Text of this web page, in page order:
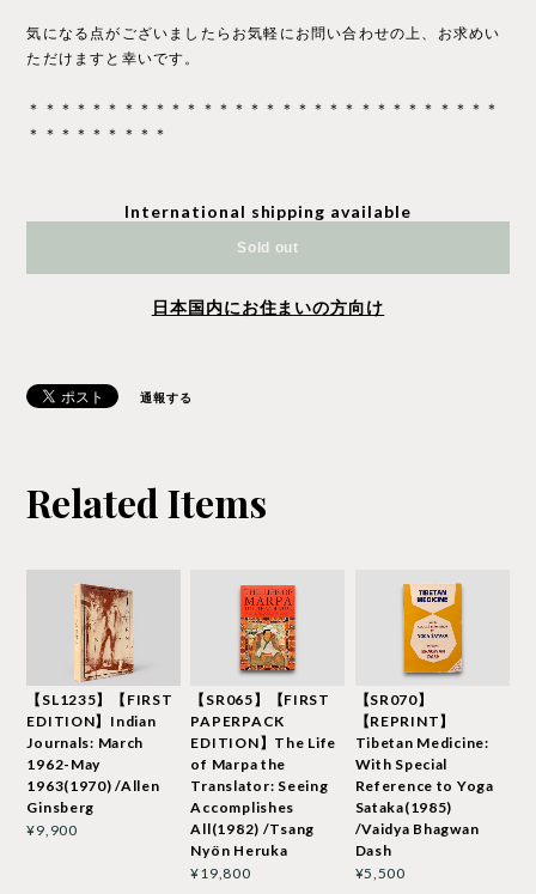
気になる点がございましたらお気軽にお問い合わせの上、お求めい
ただけますと幸いです。
＊＊＊＊＊＊＊＊＊＊＊＊＊＊＊＊＊＊＊＊＊＊＊＊＊＊＊＊＊＊
＊＊＊＊＊＊＊＊＊
International shipping available
Sold out
日本国内にお住まいの方向け
通報する
Related Items
【SL1235】【FIRST
EDITION】Indian
Journals: March
1962-May
1963(1970) /Allen
Ginsberg
¥9,900
【SR065】【FIRST
PAPERPACK
EDITION】The Life
of Marpa the
Translator: Seeing
Accomplishes
All(1982) /Tsang
Nyön Heruka
¥19,800
【SR070】
【REPRINT】
Tibetan Medicine:
With Special
Reference to Yoga
Sataka(1985)
/Vaidya Bhagwan
Dash
¥5,500